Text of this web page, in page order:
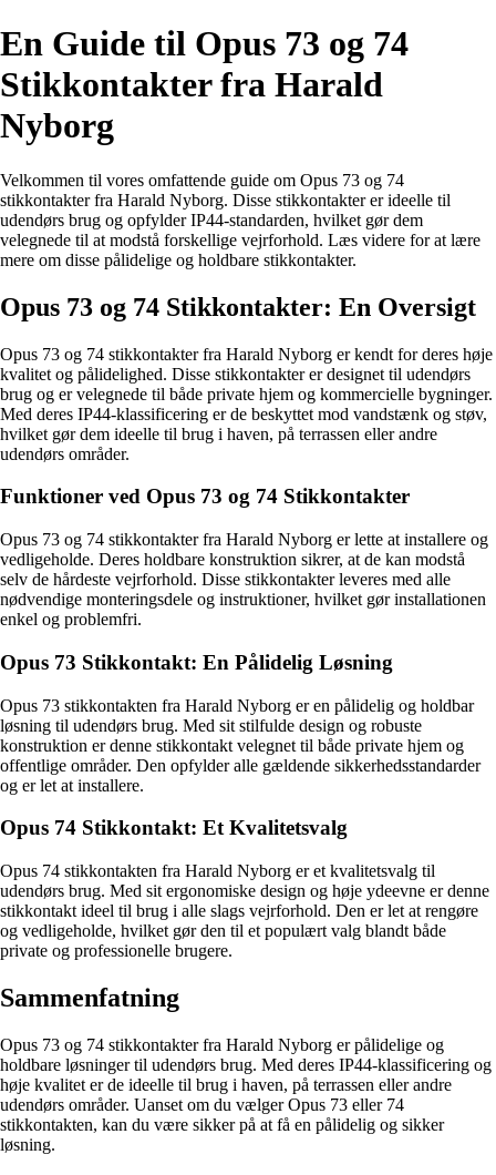
En Guide til Opus 73 og 74
Stikkontakter fra Harald
Nyborg
Velkommen til vores omfattende guide om Opus 73 og 74
stikkontakter fra Harald Nyborg. Disse stikkontakter er ideelle til
udendørs brug og opfylder IP44-standarden, hvilket gør dem
velegnede til at modstå forskellige vejrforhold. Læs videre for at lære
mere om disse pålidelige og holdbare stikkontakter.
Opus 73 og 74 Stikkontakter: En Oversigt
Opus 73 og 74 stikkontakter fra Harald Nyborg er kendt for deres høje
kvalitet og pålidelighed. Disse stikkontakter er designet til udendørs
brug og er velegnede til både private hjem og kommercielle bygninger.
Med deres IP44-klassificering er de beskyttet mod vandstænk og støv,
hvilket gør dem ideelle til brug i haven, på terrassen eller andre
udendørs områder.
Funktioner ved Opus 73 og 74 Stikkontakter
Opus 73 og 74 stikkontakter fra Harald Nyborg er lette at installere og
vedligeholde. Deres holdbare konstruktion sikrer, at de kan modstå
selv de hårdeste vejrforhold. Disse stikkontakter leveres med alle
nødvendige monteringsdele og instruktioner, hvilket gør installationen
enkel og problemfri.
Opus 73 Stikkontakt: En Pålidelig Løsning
Opus 73 stikkontakten fra Harald Nyborg er en pålidelig og holdbar
løsning til udendørs brug. Med sit stilfulde design og robuste
konstruktion er denne stikkontakt velegnet til både private hjem og
offentlige områder. Den opfylder alle gældende sikkerhedsstandarder
og er let at installere.
Opus 74 Stikkontakt: Et Kvalitetsvalg
Opus 74 stikkontakten fra Harald Nyborg er et kvalitetsvalg til
udendørs brug. Med sit ergonomiske design og høje ydeevne er denne
stikkontakt ideel til brug i alle slags vejrforhold. Den er let at rengøre
og vedligeholde, hvilket gør den til et populært valg blandt både
private og professionelle brugere.
Sammenfatning
Opus 73 og 74 stikkontakter fra Harald Nyborg er pålidelige og
holdbare løsninger til udendørs brug. Med deres IP44-klassificering og
høje kvalitet er de ideelle til brug i haven, på terrassen eller andre
udendørs områder. Uanset om du vælger Opus 73 eller 74
stikkontakten, kan du være sikker på at få en pålidelig og sikker
løsning.